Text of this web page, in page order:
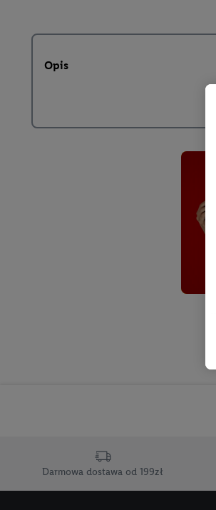
Opis
Darmowa dostawa od 199zł